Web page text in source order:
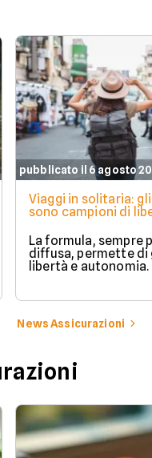
pubblicato il 6 agosto
Viaggi in solitaria:
sono campioni di
La formula, sempre
diffusa, permette di
libertà e autonomia.
News Assicurazioni